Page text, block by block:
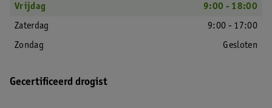
Vrijdag
9:00 - 18:00
Zaterdag
9:00 - 17:00
Zondag
Gesloten
Gecertificeerd drogist